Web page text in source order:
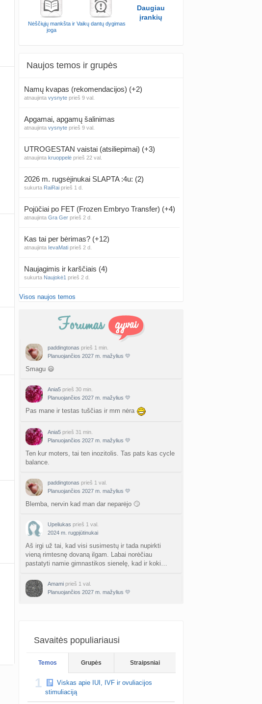
Nėščiųjų mankšta ir
joga
Vaikų dantų dygimas
Daugiau
įrankių
Naujos temos ir grupės
Namų kvapas (rekomendacijos) (+2)
atnaujinta vysnyte prieš 9 val.
Apgamai, apgamų šalinimas
atnaujinta vysnyte prieš 9 val.
UTROGESTAN vaistai (atsiliepimai) (+3)
atnaujinta kruoppelė prieš 22 val.
2026 m. rugsėjinukai SLAPTA :4u: (2)
sukurta RaiRai prieš 1 d.
Pojūčiai po FET (Frozen Embryo Transfer) (+4)
atnaujinta Gra Ger prieš 2 d.
Kas tai per bėrimas? (+12)
atnaujinta IevaMati prieš 2 d.
Naujagimis ir karščiais (4)
sukurta Naujokė1 prieš 2 d.
NIPT false positive/false negative patirtys
Ar NIPT tyrimo rezultatai būna klaidingi?
2027 Vasario mėnesio mažyliai
sukurta Vasaris2027
Traumatologai Šiauliuose (2)
sukurta Ingri2tii prieš 3 d.
sukurta
atnaujinta gerdinas prieš 3 d.
Kovo mėnesio dvyniai
sukurta AgnieskaAdele prieš 3 d.
Anužis Jonas
Valdorfo mokyklos
sukurta babarikė prieš 3 d.
Gražiausi, rečiausi berniukų vardai :)
Crinone gelio (progesterono) naudojimas
sukurta Soliaris73
sukurtaTD asistentė prieš 4 d.
Skydliaukės hipotirozė ir nėštumas (+3)
Šviesa777 prieš 4 d.
Visos naujos temos
paddingtonas prieš 1 min.
Planuojančios 2027 m. mažylius 💛
Smagu 😃
Ania5 prieš 30 min.
Planuojančios 2027 m. mažylius 💛
Pas mane ir testas tuščias ir mm nėra
Ania5 prieš 31 min.
Planuojančios 2027 m. mažylius 💛
Ten kur moters, tai ten inozitolis. Tas pats kas cycle
balance.
paddingtonas prieš 1 val.
Planuojančios 2027 m. mažylius 💛
Blemba, nervin kad man dar neparėjo 🙄
Upeliukas prieš 1 val.
2024 m. rugpjūtinukai
Aš irgi už tai, kad visi susimestų ir tada nupirkti
vieną rimtesnę dovaną ilgam. Labai norėčiau
pastatyti namie gimnastikos sienelę, kad ir koki…
Amami prieš 1 val.
Planuojančios 2027 m. mažylius 💛
Savaitės populiariausi
Temos Grupės Straipsniai
1
Viskas apie IUI, IVF ir ovuliacijos
stimuliaciją